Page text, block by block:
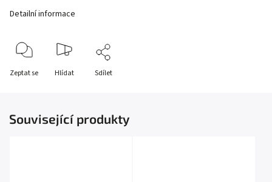
Detailní informace
Zeptat se Hlídat Sdílet
Související produkty